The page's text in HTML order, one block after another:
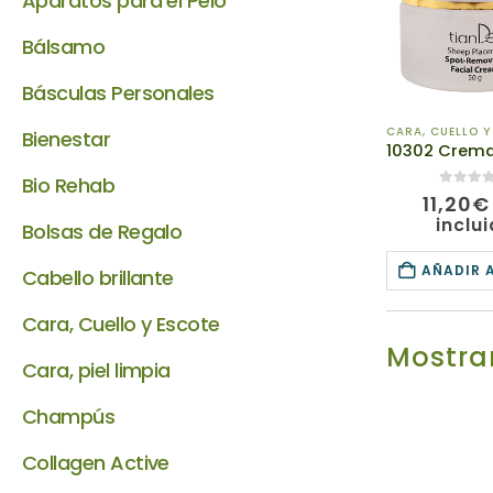
CARA, CUELLO
de 5
11,20€
AÑADIR
Bálsamo
Básculas Personales
Bienestar
Bio Rehab
Bolsas de Regalo
Cabello brillante
Cara, Cuello y Escote
Cara, piel limpia
Champús
Collagen Active